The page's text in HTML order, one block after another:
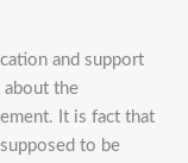
and support
about the
It is fact that
to be